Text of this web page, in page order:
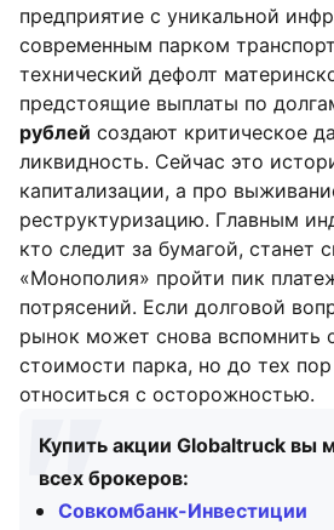
предприятие с уникальной
современным парком
технический дефолт
предстоящие выплаты по
рублей создают критическое
ликвидность. Сейчас это
капитализации, а про
реструктуризацию. Главным
кто следит за бумагой, станет
«Монополия» пройти пик
потрясений. Если долговой
рынок может снова вспомнить
стоимости парка, но до тех
относиться с осторожностью.
Купить акции Globaltruck вы
всех брокеров:
Совкомбанк-Инвестиции